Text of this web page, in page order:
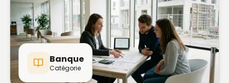
Banque
Catégorie